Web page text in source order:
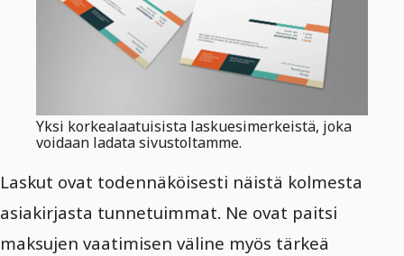
Yksi korkealaatuisista laskuesimerkeistä, joka
voidaan ladata sivustoltamme.
Laskut ovat todennäköisesti näistä kolmesta
asiakirjasta tunnetuimmat. Ne ovat paitsi
maksujen vaatimisen väline myös tärkeä